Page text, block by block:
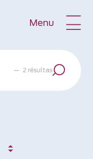
Menu
— 2 résultas